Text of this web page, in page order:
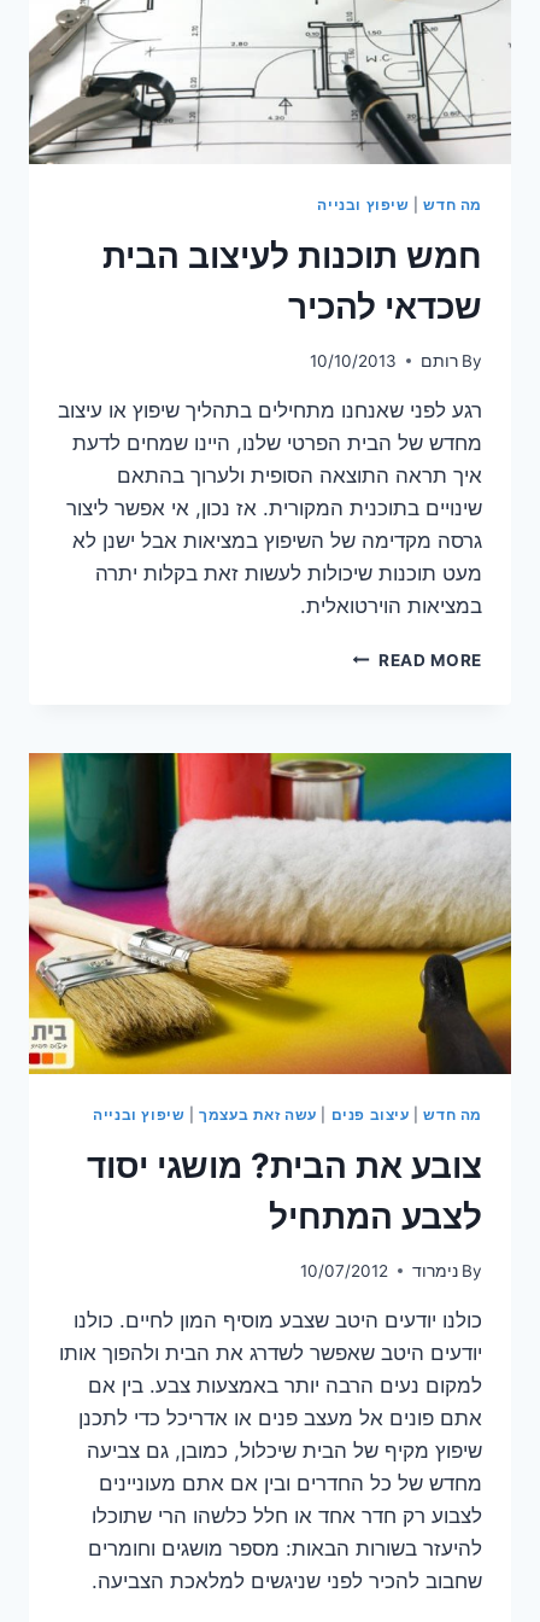
מה חדש| שיפוץ ובנייה
חמש תוכנות לעיצוב הבית
שכדאי להכיר
By רותם 10/10/2013
רגע לפני שאנחנו מתחילים בתהליך שיפוץ או עיצוב
מחדש של הבית הפרטי שלנו, היינו שמחים לדעת
איך תראה התוצאה הסופית ולערוך בהתאם
שינויים בתוכנית המקורית. אז נכון, אי אפשר ליצור
גרסה מקדימה של השיפוץ במציאות אבל ישנן לא
מעט תוכנות שיכולות לעשות זאת בקלות יתרה
במציאות הוירטואלית.
READ MOREחמש
שכדאי
להכיר
מה חדש| עיצוב פנים עשה זאת בעצמך| שיפוץ ובנייה
צובע את הבית? מושגי יסוד
לצבע המתחיל
By נימרוד 10/07/2012
כולנו יודעים היטב שצבע מוסיף המון לחיים. כולנו
יודעים היטב שאפשר לשדרג את הבית ולהפוך אותו
למקום נעים הרבה יותר באמצעות צבע. בין אם
אתם פונים אל מעצב פנים או אדריכל כדי לתכנן
שיפוץ מקיף של הבית שיכלול, כמובן, גם צביעה
מחדש של כל החדרים ובין אם אתם מעוניינים
לצבוע רק חדר אחד או חלל כלשהו הרי שתוכלו
להיעזר בשורות הבאות: מספר מושגים וחומרים
שחבוב להכיר לפני שניגשים למלאכת הצביעה.